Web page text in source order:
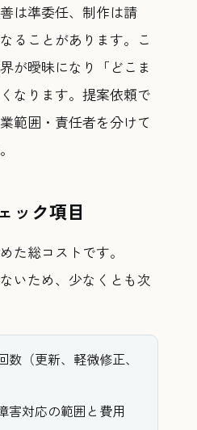
は準委任、制作は請
ることがあります。こ
が曖昧になり「どこま
なります。提案依頼で
範囲・責任者を分けて
ック項目
た総コストです。
いため、少なくとも次
（更新、軽微修正、
害対応の範囲と費用